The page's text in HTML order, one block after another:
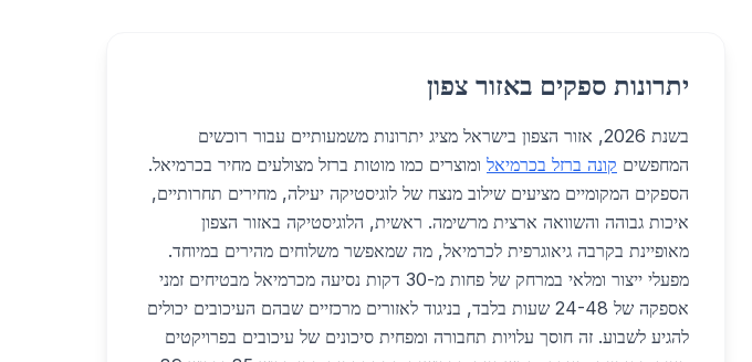
יתרונות ספקים באזור צפון
בשנת 2026, אזור הצפון בישראל מציג יתרונות משמעותיים עבור רוכשים
המחפשים קונה ברזל בכרמיאל ומוצרים כמו מוטות ברזל מצולעים מחיר בכרמיאל.
הספקים המקומיים מציעים שילוב מנצח של לוגיסטיקה יעילה, מחירים תחרותיים,
איכות גבוהה והשוואה ארצית מרשימה. ראשית, הלוגיסטיקה באזור הצפון
מאופיינת בקרבה גיאוגרפית לכרמיאל, מה שמאפשר משלוחים מהירים במיוחד.
מפעלי ייצור ומלאי במרחק של פחות מ-30 דקות נסיעה מכרמיאל מבטיחים זמני
אספקה של 24-48 שעות בלבד, בניגוד לאזורים מרכזיים שבהם העיכובים יכולים
להגיע לשבוע. זה חוסך עלויות תחבורה ומפחית סיכונים של עיכובים בפרויקטים